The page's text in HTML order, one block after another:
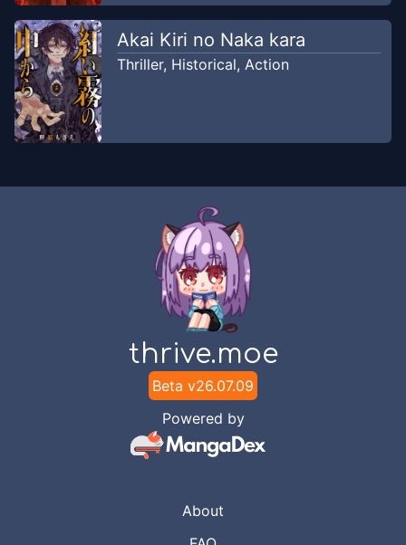
Akai Kiri no Naka kara
Thriller, Historical, Action
thrive.moe
Beta v26.07.09
Powered by
About